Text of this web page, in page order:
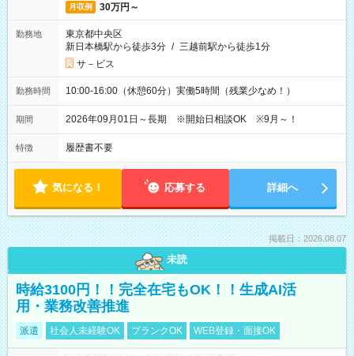
月収例 30万円～
勤務地
東京都中央区
新日本橋駅から徒歩3分 / 三越前駅から徒歩1分
サ－ビス
勤務時間 10:00-16:00（休憩60分）実働5時間（残業少なめ！）
期間 2026年09月01日～長期 ※開始日相談OK ※9月～！
特徴 履歴書不要
気になる！ 応募する 詳細へ
掲載日：2026.08.07
未読
時給3100円！！完全在宅もOK！！生成AI活
用・業務改善推進
派遣 社会人未経験OK ブランクOK WEB登録・面接OK